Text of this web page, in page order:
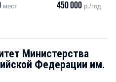
мест 450 000 р./год
Министерства
Федерации им.